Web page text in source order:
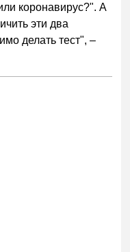
коронавирус?". А
эти два
делать тест", –